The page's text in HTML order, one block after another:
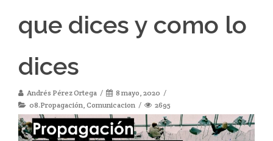
que dices y como lo
dices
Andrés Pérez Ortega
8 mayo, 2020
08.Propagación, Comunicacion 2695